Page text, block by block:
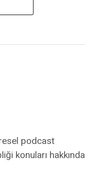
podcast
konuları hakkında